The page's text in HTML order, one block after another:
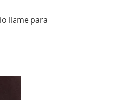
llame para